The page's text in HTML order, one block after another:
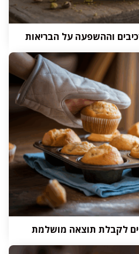
וההשפעה על הבריאות
לקבלת תוצאה מושלמת